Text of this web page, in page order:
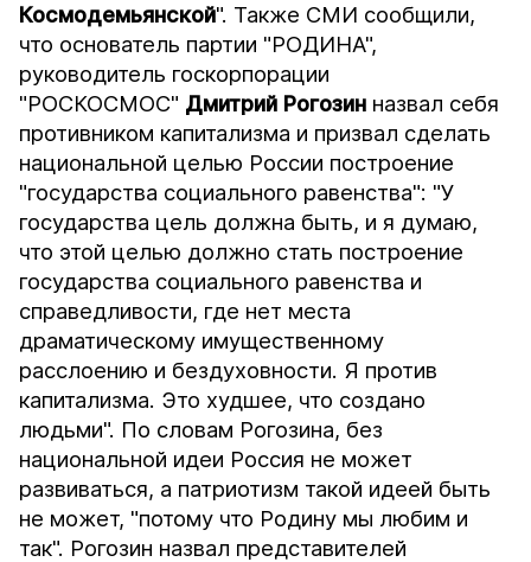
Космодемьянской". Также СМИ сообщили,
что основатель партии "РОДИНА",
руководитель госкорпорации
"РОСКОСМОС" Дмитрий Рогозин назвал себя
противником капитализма и призвал сделать
национальной целью России построение
"государства социального равенства": "У
государства цель должна быть, и я думаю,
что этой целью должно стать построение
государства социального равенства и
справедливости, где нет места
драматическому имущественному
расслоению и бездуховности. Я против
капитализма. Это худшее, что создано
людьми". По словам Рогозина, без
национальной идеи Россия не может
развиваться, а патриотизм такой идеей быть
не может, "потому что Родину мы любим и
так". Рогозин назвал представителей